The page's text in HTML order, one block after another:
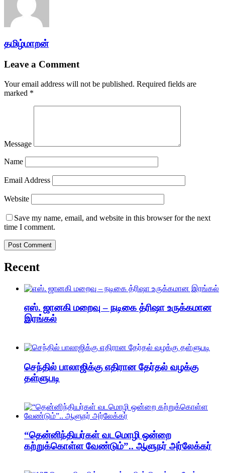
தமிழ்மாறன்
Leave a Comment
Your email address will not be published. Required fields are
marked *
Message
Name
Email Address
Website
Save my name, email, and website in this browser for the next
time I comment.
Recent
எஸ். ஜானகி மறைவு – நடிகை த்ரிஷா உருக்கமான
இரங்கல்
செந்தில் பாலாஜிக்கு எதிரான தேர்தல் வழக்கு
தள்ளுபடி
“தென்னிந்தியர்கள் வடமொழி ஒன்றை
கற்றுக்கொள்ள வேண்டும்”.. ஆளுநர் அர்லேக்கர்